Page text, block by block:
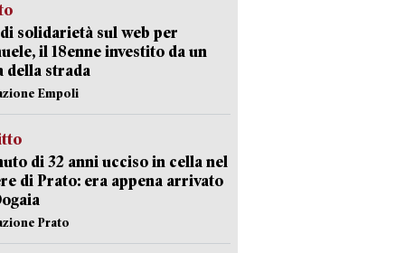
solidarietà sul web per
il 18enne investito da un
della strada
Empoli
di 32 anni ucciso in cella nel
di Prato: era appena arrivato
Prato